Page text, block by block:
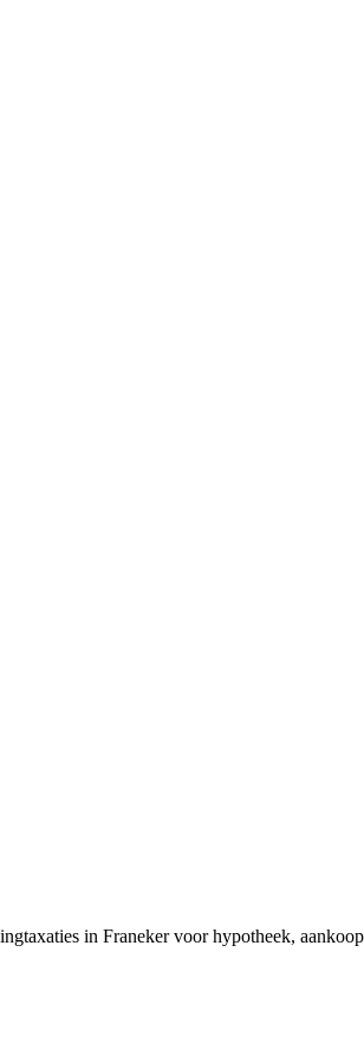
in Franeker voor hypotheek,